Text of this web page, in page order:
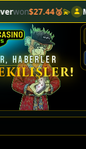
won$27.44🥈💫
HABERLER